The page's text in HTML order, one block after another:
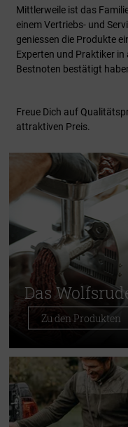
Mittlerweile ist das
einem Vertriebs- und
geniessen die Produkte
Experten und Praktiker
Bestnoten bestätigt
Freue Dich auf
attraktiven Preis.
Das
Zu den Produkten